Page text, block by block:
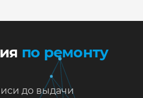
бренда при
или включается
по ремонту
до выдачи